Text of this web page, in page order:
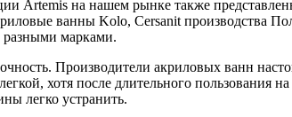
Artemis на нашем рынке также
ванны Kolo, Cersanit производства
разными марками.
Производители акриловых ванн
хотя после длительного пользования
легко устранить.